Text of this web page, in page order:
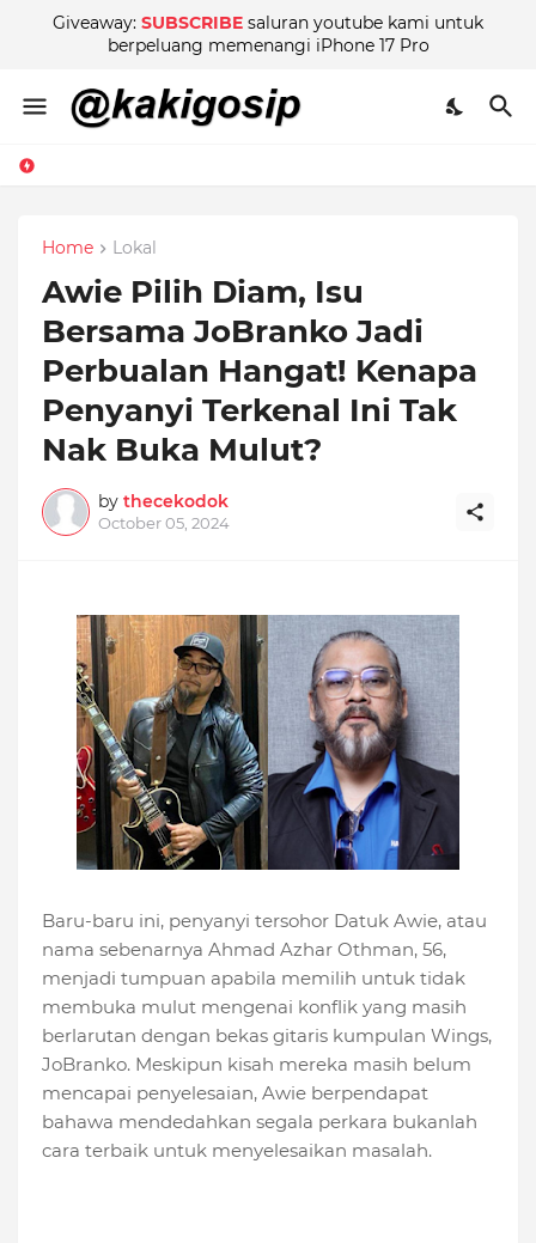
Giveaway: SUBSCRIBE saluran youtube kami untuk
berpeluang memenangi iPhone 17 Pro
Home Lokal
Awie Pilih Diam, Isu
Bersama JoBranko Jadi
Perbualan Hangat! Kenapa
Penyanyi Terkenal Ini Tak
Nak Buka Mulut?
by thecekodok
October 05, 2024
Baru-baru ini, penyanyi tersohor Datuk Awie, atau
nama sebenarnya Ahmad Azhar Othman, 56,
menjadi tumpuan apabila memilih untuk tidak
membuka mulut mengenai konflik yang masih
berlarutan dengan bekas gitaris kumpulan Wings,
JoBranko. Meskipun kisah mereka masih belum
mencapai penyelesaian, Awie berpendapat
bahawa mendedahkan segala perkara bukanlah
cara terbaik untuk menyelesaikan masalah.